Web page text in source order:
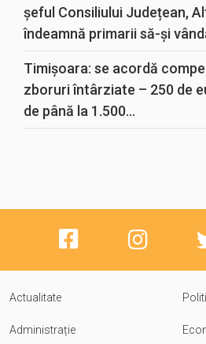
șeful Consiliului Județean,
îndeamnă primarii să-și
Timișoara: se acordă
zboruri întârziate – 250 de
de până la 1.500...
Actualitate
Administrație